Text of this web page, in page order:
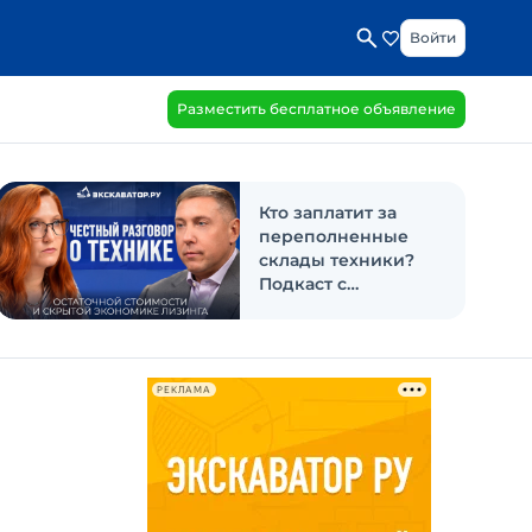
Войти
Разместить бесплатное объявление
Кто заплатит за
переполненные
склады техники?
Подкаст с
РЕКЛАМА